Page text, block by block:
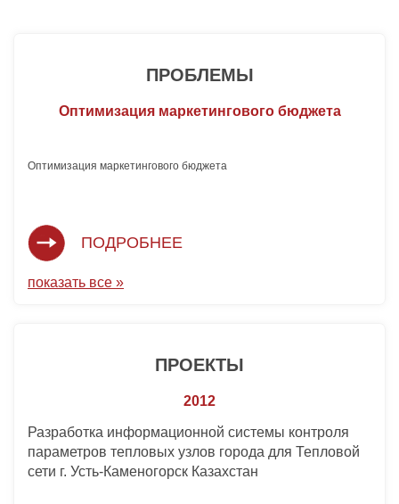
ПРОБЛЕМЫ
Оптимизация маркетингового бюджета
Оптимизация маркетингового бюджета
ПОДРОБНЕЕ
показать все »
ПРОЕКТЫ
2012
Разработка информационной системы контроля
параметров тепловых узлов города для Тепловой
сети г. Усть-Каменогорск Казахстан